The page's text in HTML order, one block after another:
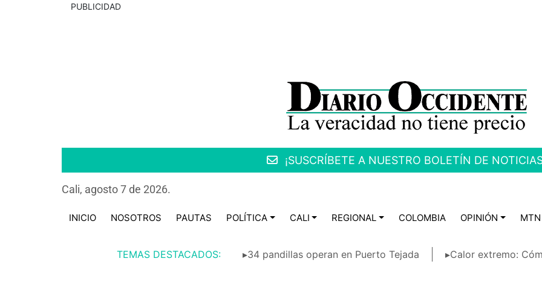
PUBLICIDAD
¡SUSCRÍBETE A NUESTRO BOLETÍN DE
Cali, agosto 7 de 2026.
INICIO NOSOTROS PAUTAS POLÍTICA CALI REGIONAL COLOMBIA OPINIÓN MTN
TEMAS DESTACADOS: ▸34 pandillas operan en Puerto Tejada ▸Calor extremo: